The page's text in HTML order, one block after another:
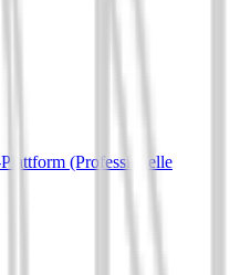
(Professionelle